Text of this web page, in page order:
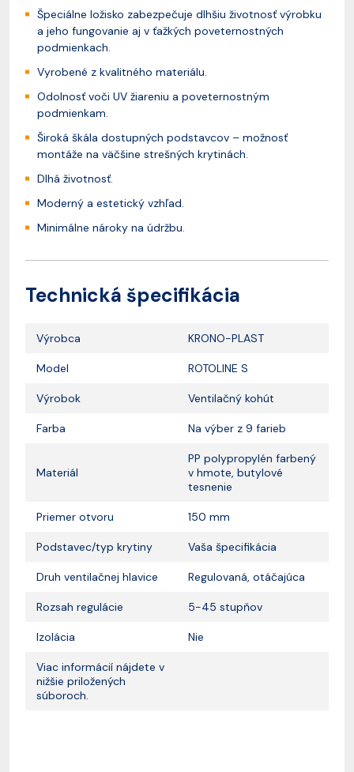
Špeciálne ložisko zabezpečuje dlhšiu životnosť výrobku
a jeho fungovanie aj v ťažkých poveternostných
podmienkach.
Vyrobené z kvalitného materiálu.
Odolnosť voči UV žiareniu a poveternostným
podmienkam.
Široká škála dostupných podstavcov – možnosť
montáže na väčšine strešných krytinách.
Dlhá životnosť.
Moderný a estetický vzhľad.
Minimálne nároky na údržbu.
Technická špecifikácia
Výrobca KRONO-PLAST
Model ROTOLINE S
Výrobok Ventilačný kohút
Farba Na výber z 9 farieb
Materiál
PP polypropylén farbený
v hmote, butylové
tesnenie
Priemer otvoru 150 mm
Podstavec/typ krytiny Vaša špecifikácia
Druh ventilačnej hlavice Regulovaná, otáčajúca
Rozsah regulácie 5-45 stupňov
Izolácia Nie
Viac informácií nájdete v
nižšie priložených
súboroch.